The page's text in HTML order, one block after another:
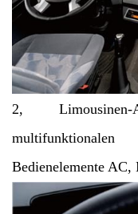
2,
Bedienelemente AC,